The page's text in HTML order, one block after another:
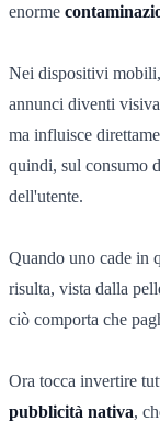
enorme
Nei dispositivi mobili,
annunci diventi
ma influisce
quindi, sul consumo
dell'utente.
Quando uno cade in
risulta, vista dalla
ciò comporta che
Ora tocca invertire
pubblicità nativa,